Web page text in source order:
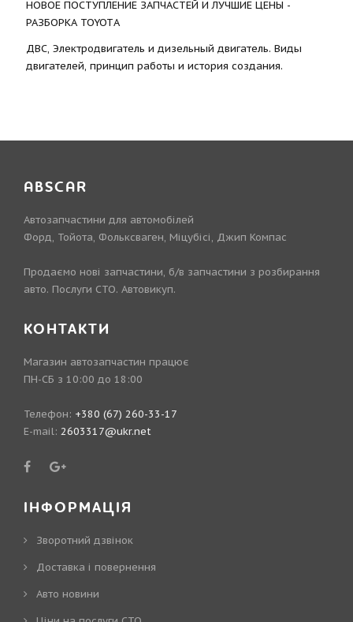
НОВОЕ ПОСТУПЛЕНИЕ ЗАПЧАСТЕЙ И ЛУЧШИЕ ЦЕНЫ -
РАЗБОРКА TOYOTА
ДВС, Электродвигатель и дизельный двигатель. Виды
двигателей, принцип работы и история создания.
ABSCAR
Автозапчастини для автомобілей
Форд, Тойота, Фольксваген, Міцубісі, Джип Компас
Продаємо нові запчастини, б/в запчастини з розбирання
авто. Послуги СТО. Автовикуп.
КОНТАКТИ
Магазин автозапчастин працює
ПН-СБ з 10:00 до 18:00
Телефон: +380 (67) 260-33-17
E-mail: 2603317@ukr.net
ІНФОРМАЦІЯ
Зворотний дзвінок
Доставка і повернення
Авто новини